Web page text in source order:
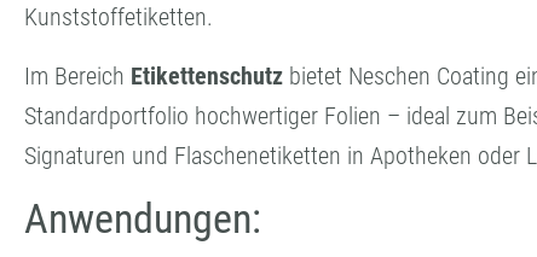
Kunststoffetiketten.
Im Bereich Etikettenschutz bietet Neschen Coating
Standardportfolio hochwertiger Folien – ideal zum
Signaturen und Flaschenetiketten in Apotheken oder
Anwendungen: